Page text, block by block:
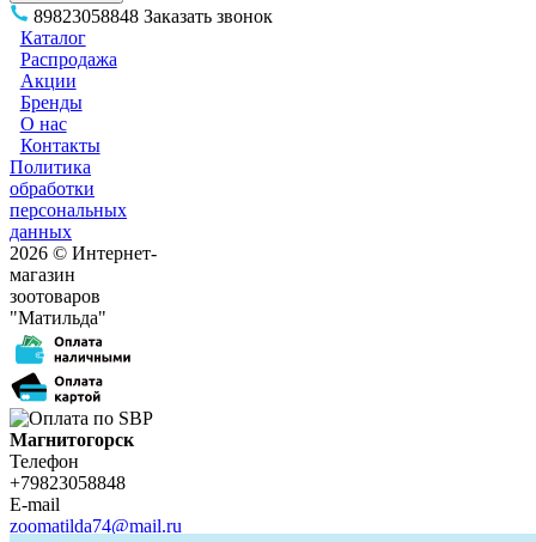
89823058848 Заказать звонок
Каталог
Распродажа
Акции
Бренды
О нас
Контакты
Политика
обработки
персональных
данных
2026 © Интернет-
магазин
зоотоваров
"Матильда"
Магнитогорск
Телефон
+79823058848
E-mail
zoomatilda74@mail.ru